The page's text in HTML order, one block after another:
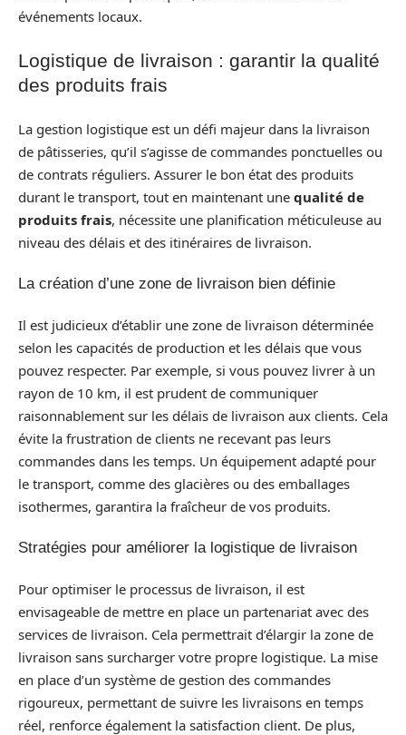
événements locaux.
Logistique de livraison : garantir la qualité
des produits frais
La gestion logistique est un défi majeur dans la livraison
de pâtisseries, qu’il s’agisse de commandes ponctuelles ou
de contrats réguliers. Assurer le bon état des produits
durant le transport, tout en maintenant une qualité de
produits frais, nécessite une planification méticuleuse au
niveau des délais et des itinéraires de livraison.
La création d’une zone de livraison bien définie
Il est judicieux d’établir une zone de livraison déterminée
selon les capacités de production et les délais que vous
pouvez respecter. Par exemple, si vous pouvez livrer à un
rayon de 10 km, il est prudent de communiquer
raisonnablement sur les délais de livraison aux clients. Cela
évite la frustration de clients ne recevant pas leurs
commandes dans les temps. Un équipement adapté pour
le transport, comme des glacières ou des emballages
isothermes, garantira la fraîcheur de vos produits.
Stratégies pour améliorer la logistique de livraison
Pour optimiser le processus de livraison, il est
envisageable de mettre en place un partenariat avec des
services de livraison. Cela permettrait d’élargir la zone de
livraison sans surcharger votre propre logistique. La mise
en place d’un système de gestion des commandes
rigoureux, permettant de suivre les livraisons en temps
réel, renforce également la satisfaction client. De plus,